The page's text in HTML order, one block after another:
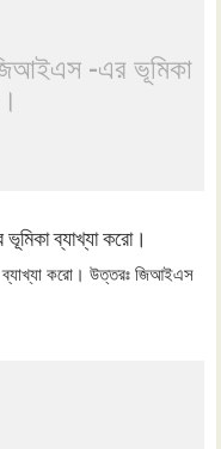
-এর ভূমিকা
ব্যাখ্যা করো।
ব্যাখ্যা করো। উত্তরঃ জিআইএস